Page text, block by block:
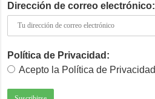
Dirección de correo electrónico:
Política de Privacidad:
Acepto la Política de Privacidad